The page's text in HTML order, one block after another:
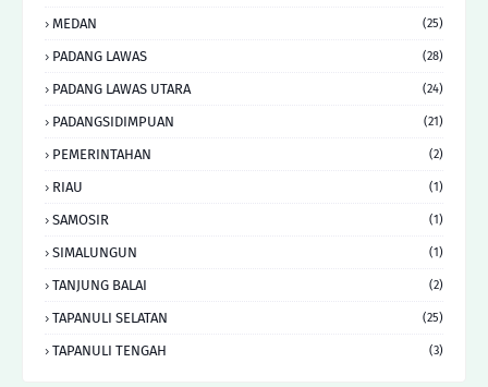
MEDAN (25)
PADANG LAWAS (28)
PADANG LAWAS UTARA (24)
PADANGSIDIMPUAN (21)
PEMERINTAHAN (2)
RIAU (1)
SAMOSIR (1)
SIMALUNGUN (1)
TANJUNG BALAI (2)
TAPANULI SELATAN (25)
TAPANULI TENGAH (3)